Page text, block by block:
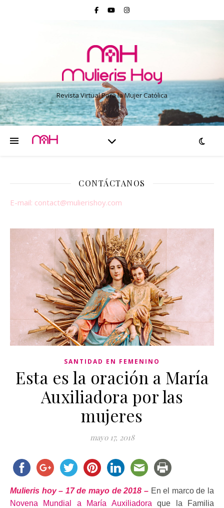
Revista Virtual Para la Mujer Católica
CONTÁCTANOS
E-mail: contact@mulierishoy.com
SANTIDAD EN FEMENINO
Esta es la oración a María
Auxiliadora por las
mujeres
mayo 17, 2018
Mulieris hoy – 17 de mayo de 2018 –En el marco de la
Novena Mundial a María Auxiliadoraque la Familia